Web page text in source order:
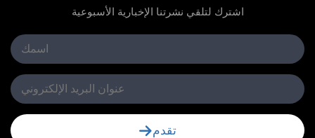
اشترك لتلقي نشرتنا الإخبارية الأسبوعية